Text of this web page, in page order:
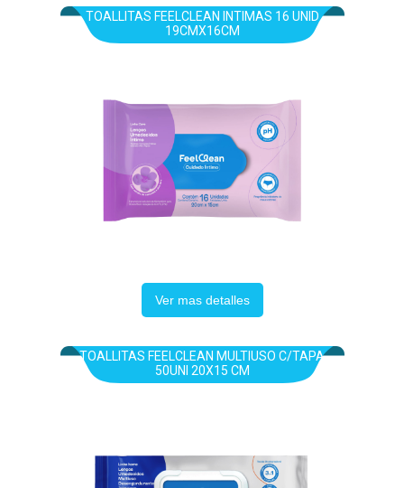
TOALLITAS FEELCLEAN INTIMAS 16 UNID
19CMX16CM
Ver mas detalles
TOALLITAS FEELCLEAN MULTIUSO C/TAPA
50UNI 20X15 CM